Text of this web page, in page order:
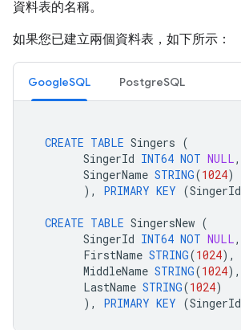
資料表的名稱。
如果您已建立兩個資料表，如下所示：
GoogleSQL PostgreSQL
CREATE TABLE Singers (
SingerId INT64 NOT NULL,
SingerName STRING(1024)
),
PRIMARY KEY (SingerId
CREATE TABLE SingersNew (
SingerId INT64 NOT NULL,
FirstName STRING(1024),
MiddleName STRING(1024),
LastName STRING(1024)
),
PRIMARY KEY (SingerId